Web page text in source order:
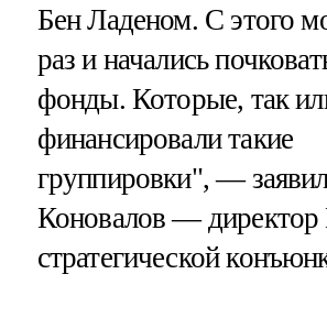
Бен Ладеном. С этого
раз и начались
фонды. Которые, так
финансировали такие
группировки", —
Коновалов — директор
стратегической